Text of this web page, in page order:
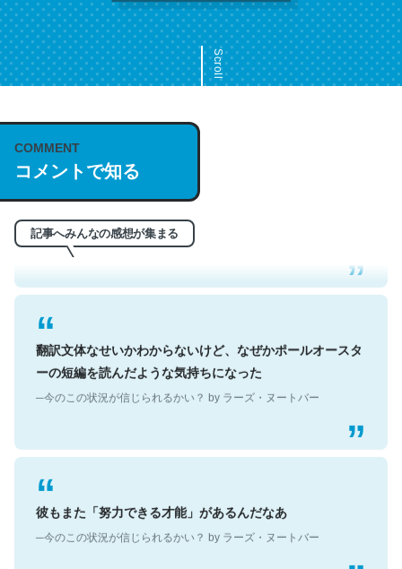
Scroll
COMMENT
コメントで知る
記事へみんなの感想が集まる
これは名文。彼はとてもクレバーなんだろうなと凄く思
う。英語少しでも読める人は原文もお勧め。自分はこの流
れ好き。Let’s Fucking Go. Then Covid hit. Shit.
─今のこの状況が信じられるかい？ by ラーズ・ヌートバー
翻訳文体なせいかわからないけど、なぜかポールオースタ
ーの短編を読んだような気持ちになった
彼もまた「努力できる才能」があるんだなあ